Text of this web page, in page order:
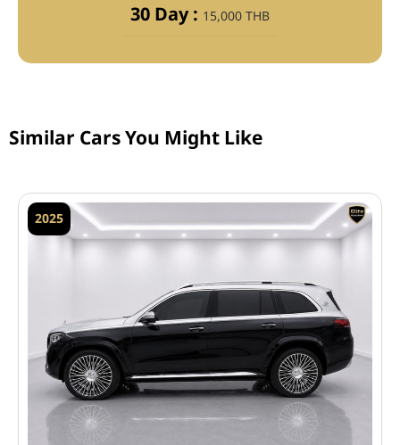
30 Day : 15,000 THB
Similar Cars You Might Like
2025